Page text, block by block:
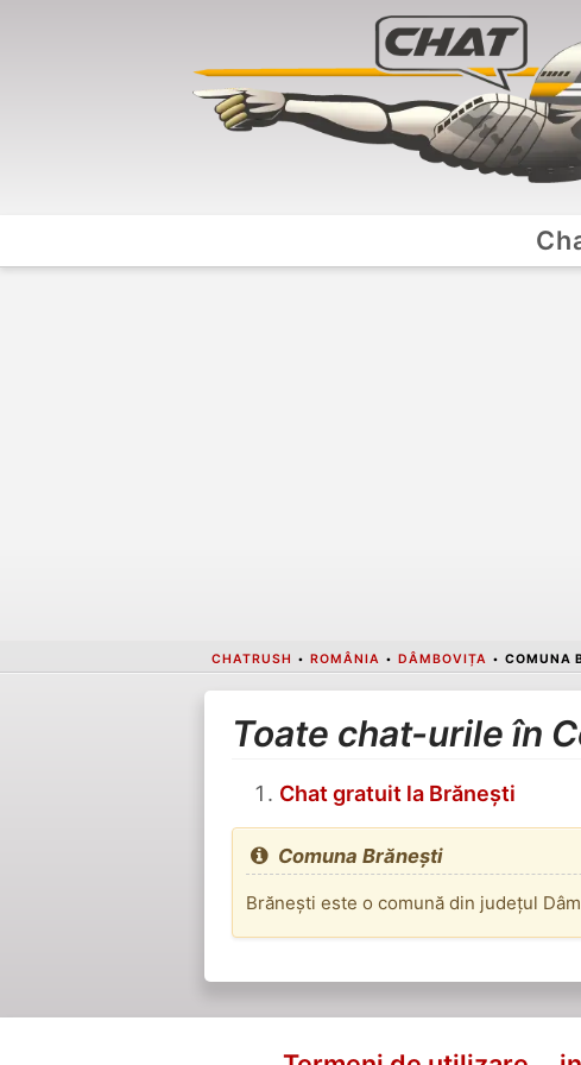
CHATRUSH • ROMÂNIA • DÂMBOVIȚA • COMUNA
Toate chat-urile în
Chat gratuit la Brănești
Comuna Brănești
Brănești este o comună din județul